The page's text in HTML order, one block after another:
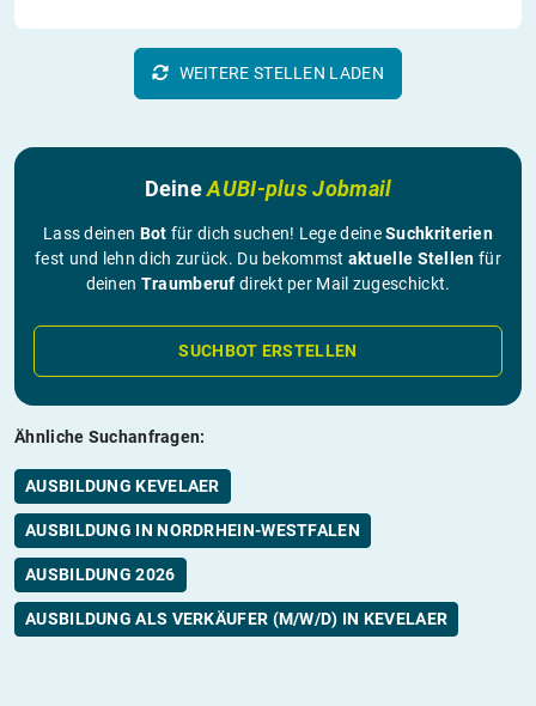
WEITERE STELLEN LADEN
DeineAUBI-plus Jobmail
Lass deinen Bot für dich suchen! Lege deineSuchkriterien
fest und lehn dich zurück. Du bekommst aktuelle Stellen für
deinen Traumberuf direkt per Mail zugeschickt.
SUCHBOT ERSTELLEN
Ähnliche Suchanfragen:
AUSBILDUNG KEVELAER
AUSBILDUNG IN NORDRHEIN-WESTFALEN
AUSBILDUNG 2026
AUSBILDUNG ALS VERKÄUFER (M/W/D) IN KEVELAER